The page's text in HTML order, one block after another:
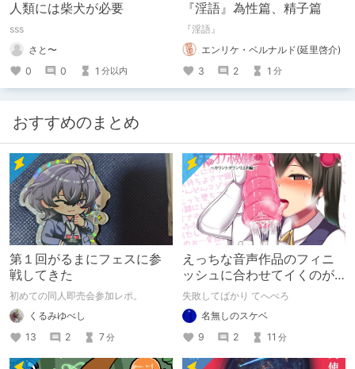
人類には柴犬が必要
sss
さと〜
0
0 1 分以内
『淫語』為性篇、精子篇
『淫語』
エンリケ・ベルナルド(延里啓介)
3
2 1 分
おすすめのまとめ
第１回がるまにフェスに参
戦してきた
初めての同人即売会参加レポ。
くるみゆべし
13
2 7分
えっちな音声作品のフィニ
ッシュに合わせてイくのが
下手すぎる【失敗した話】
失敗してばかり てへぺろ
名無しのスケベ
9
2 11 分